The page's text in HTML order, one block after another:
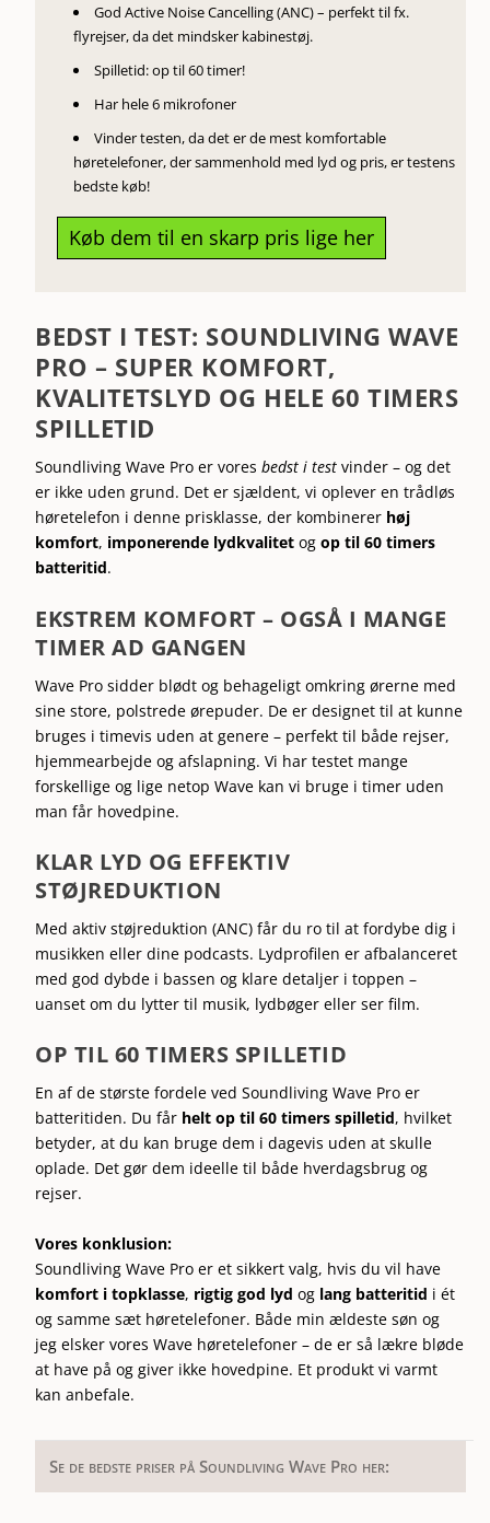
God Active Noise Cancelling (ANC) – perfekt til fx.
flyrejser, da det mindsker kabinestøj.
Spilletid: op til 60 timer!
Har hele 6 mikrofoner
Vinder testen, da det er de mest komfortable
høretelefoner, der sammenhold med lyd og pris, er testens
bedste køb!
Køb dem til en skarp pris lige her
BEDST I TEST: SOUNDLIVING WAVE
PRO – SUPER KOMFORT,
KVALITETSLYD OG HELE 60 TIMERS
SPILLETID
Soundliving Wave Pro er voresbedst i test vinder – og det
er ikke uden grund. Det er sjældent, vi oplever en trådløs
høretelefon i denne prisklasse, der kombinerer høj
komfort, imponerende lydkvalitet ogop til 60 timers
batteritid.
EKSTREM KOMFORT – OGSÅ I MANGE
TIMER AD GANGEN
Wave Pro sidder blødt og behageligt omkring ørerne med
sine store, polstrede ørepuder. De er designet til at kunne
bruges i timevis uden at genere – perfekt til både rejser,
hjemmearbejde og afslapning. Vi har testet mange
forskellige og lige netop Wave kan vi bruge i timer uden
man får hovedpine.
KLAR LYD OG EFFEKTIV
STØJREDUKTION
Med aktiv støjreduktion (ANC) får du ro til at fordybe dig i
musikken eller dine podcasts. Lydprofilen er afbalanceret
med god dybde i bassen og klare detaljer i toppen –
uanset om du lytter til musik, lydbøger eller ser film.
OP TIL 60 TIMERS SPILLETID
En af de største fordele ved Soundliving Wave Pro er
batteritiden. Du får helt op til 60 timers spilletid, hvilket
betyder, at du kan bruge dem i dagevis uden at skulle
oplade. Det gør dem ideelle til både hverdagsbrug og
rejser.
Vores konklusion:
Soundliving Wave Pro er et sikkert valg, hvis du vil have
komfort i topklasse, rigtig god lyd og lang batteritid i ét
og samme sæt høretelefoner. Både min ældeste søn og
jeg elsker vores Wave høretelefoner – de er så lækre bløde
at have på og giver ikke hovedpine. Et produkt vi varmt
kan anbefale.
Se de bedste priser på Soundliving Wave Pro her: